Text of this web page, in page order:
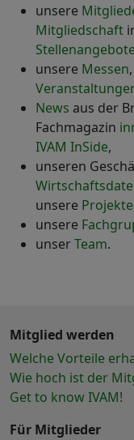
unsere
Mitgliedschaft
unsere Messen,
News aus der
Fachmagazin
IVAM InSide,
unseren
unsere Projekte
unsere
unserTeam.
Mitglied werden
Welche Vorteile
Wie hoch ist der
Get to know IVAM!
Für Mitglieder